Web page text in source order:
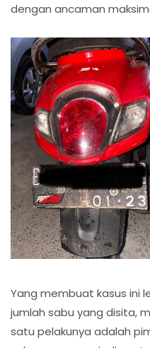
dengan ancaman
Yang membuat kasus ini
jumlah sabu yang disita,
satu pelakunya adalah